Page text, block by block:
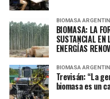
BIOMASA
BIOMASA: LA
SUSTANCIAL EN
ENERGÍAS
BIOMASA
Trevisán: “La
biomasa es un